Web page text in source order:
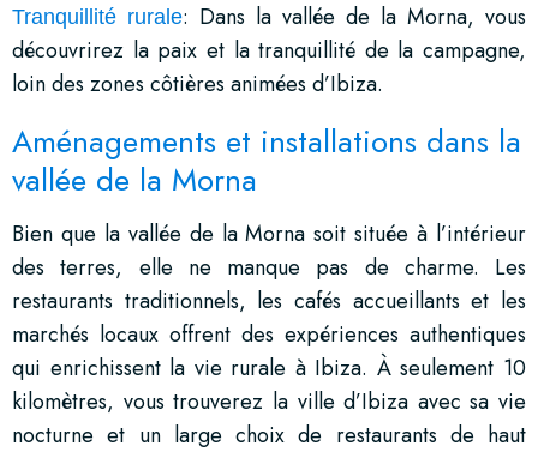
Tranquillité rurale: Dans la vallée de la Morna, vous
découvrirez la paix et la tranquillité de la campagne,
loin des zones côtières animées d’Ibiza.
Aménagements et installations dans la
vallée de la Morna
Bien que la vallée de la Morna soit située à l’intérieur
des terres, elle ne manque pas de charme. Les
restaurants traditionnels, les cafés accueillants et les
marchés locaux offrent des expériences authentiques
qui enrichissent la vie rurale à Ibiza. À seulement 10
kilomètres, vous trouverez la ville d’Ibiza avec sa vie
nocturne et un large choix de restaurants de haut